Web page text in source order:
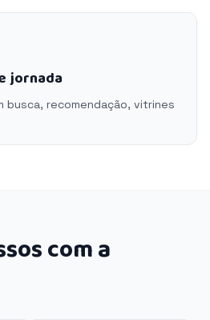
jornada
busca, recomendação, vitrines
com a